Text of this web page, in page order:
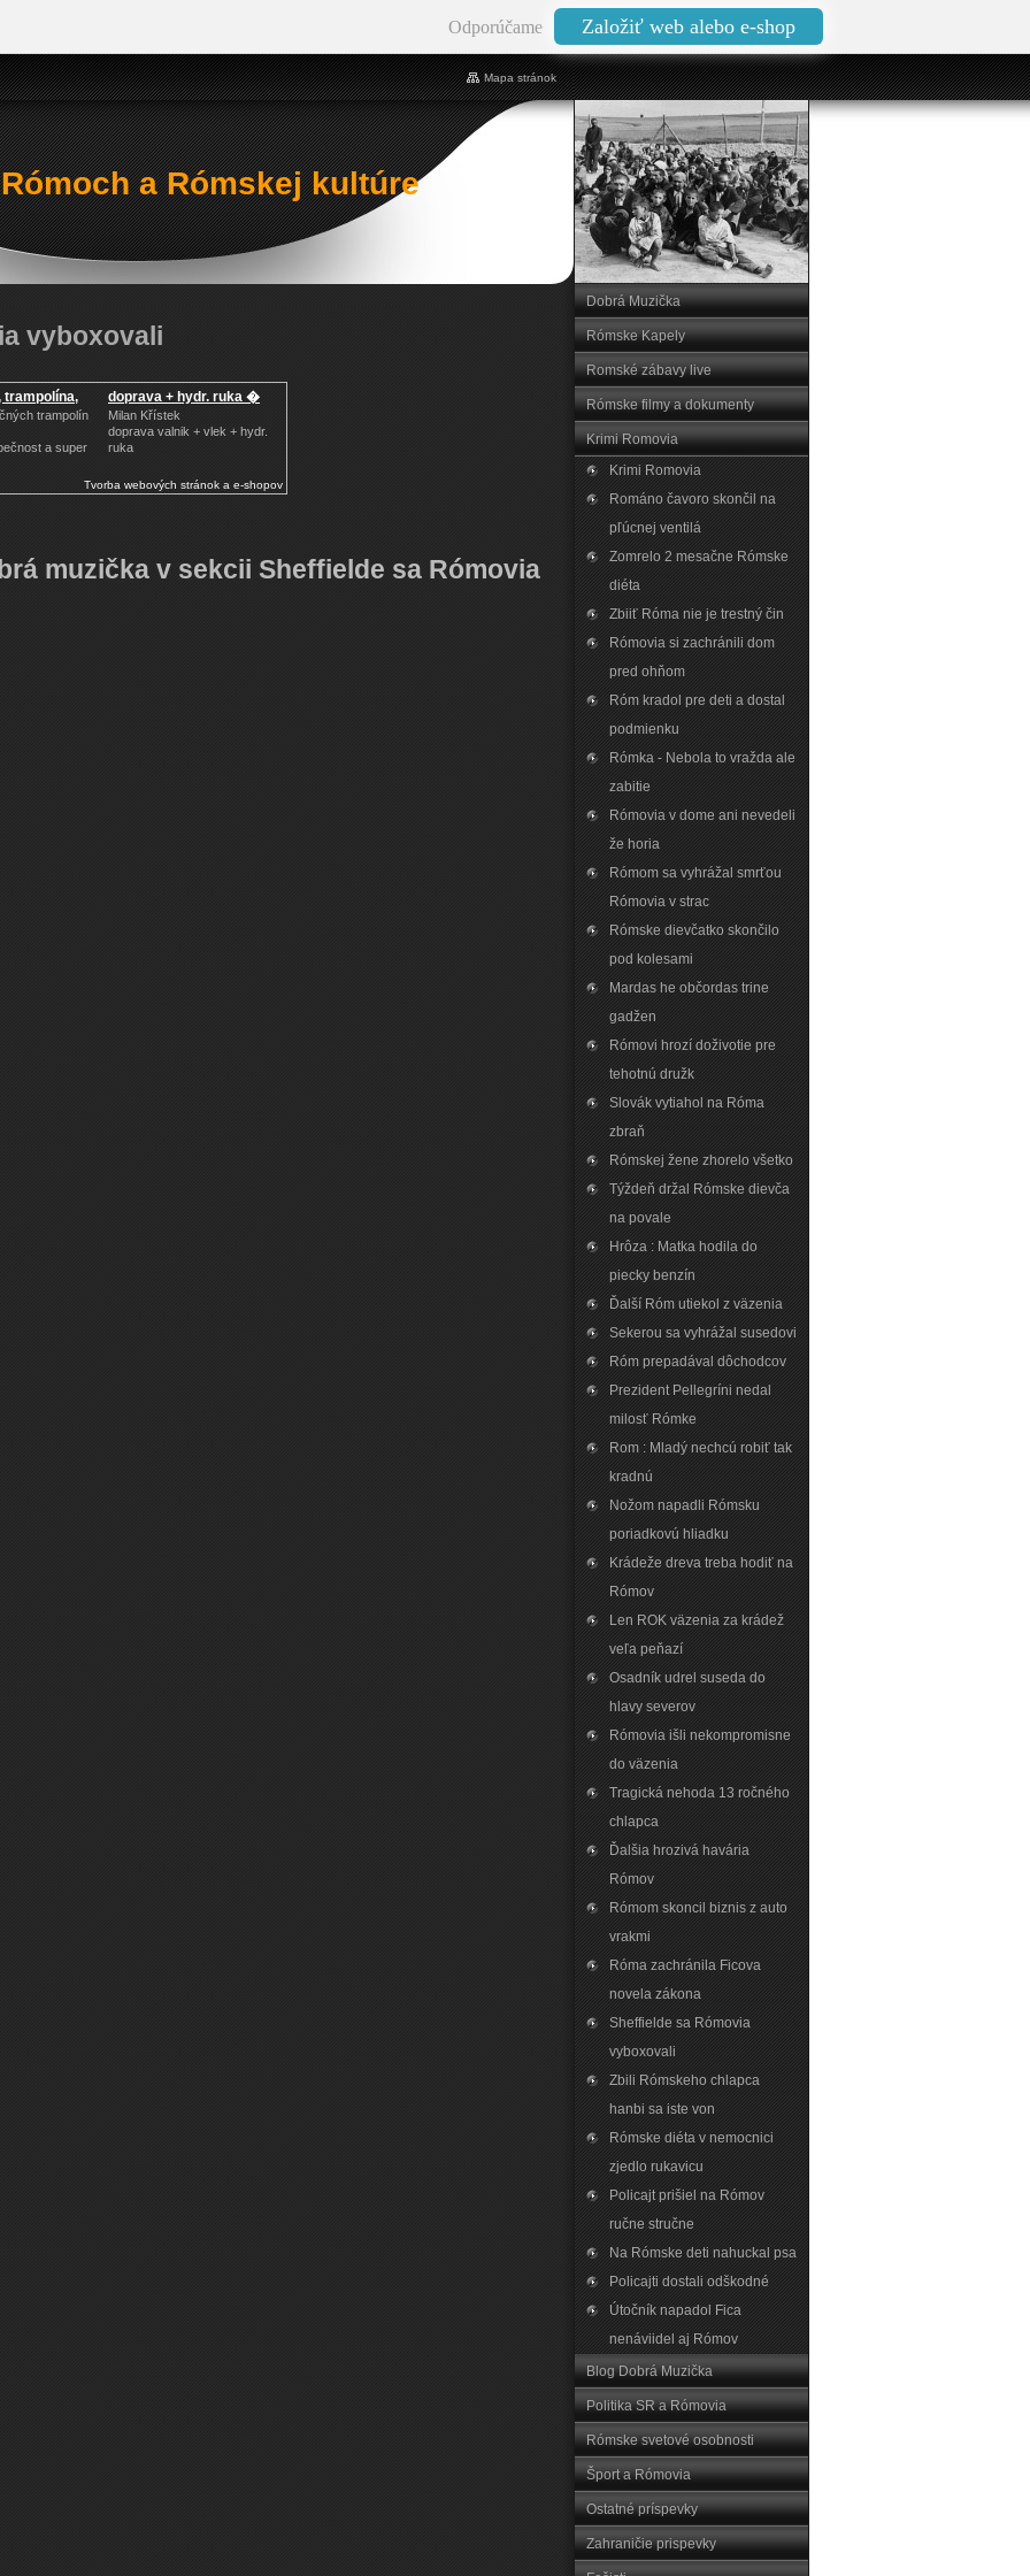
Odporúčame Založiť web alebo e-shop
a Rómskej kultúre
Mapa stránok
vyboxovali
trampolína,
trampolín
a super
doprava + hydr. ruka �
Milan Křístek
doprava valnik + vlek + hydr.
ruka
Tvorba webových stránok a e-shopov
muzička v sekcii Sheffielde sa Rómovia
Dobrá Muzička
Rómske Kapely
Romské zábavy live
Rómske filmy a dokumenty
Krimi Romovia
Krimi Romovia
Románo čavoro skončil na
pľúcnej ventilá
Zomrelo 2 mesačne Rómske
diéta
Zbiiť Róma nie je trestný čin
Rómovia si zachránili dom
pred ohňom
Róm kradol pre deti a dostal
podmienku
Rómka - Nebola to vražda ale
zabitie
Rómovia v dome ani nevedeli
že horia
Rómom sa vyhrážal smrťou
Rómovia v strac
Rómske dievčatko skončilo
pod kolesami
Mardas he občordas trine
gadžen
Rómovi hrozí doživotie pre
tehotnú družk
Slovák vytiahol na Róma
zbraň
Rómskej žene zhorelo všetko
Týždeň držal Rómske dievča
na povale
Hrôza : Matka hodila do
piecky benzín
Ďalší Róm utiekol z väzenia
Sekerou sa vyhrážal susedovi
Róm prepadával dôchodcov
Prezident Pellegríni nedal
milosť Rómke
Rom : Mladý nechcú robiť tak
kradnú
Nožom napadli Rómsku
poriadkovú hliadku
Krádeže dreva treba hodiť na
Rómov
Len ROK väzenia za krádež
veľa peňazí
Osadník udrel suseda do
hlavy severov
Rómovia išli nekompromisne
do väzenia
Tragická nehoda 13 ročného
chlapca
Ďalšia hrozivá havária
Rómov
Rómom skoncil biznis z auto
vrakmi
Róma zachránila Ficova
novela zákona
Sheffielde sa Rómovia
vyboxovali
Zbili Rómskeho chlapca
hanbi sa iste von
Rómske diéta v nemocnici
zjedlo rukavicu
Policajt prišiel na Rómov
ručne stručne
Na Rómske deti nahuckal psa
Policajti dostali odškodné
Útočník napadol Fica
nenáviidel aj Rómov
Blog Dobrá Muzička
Politika SR a Rómovia
Rómske svetové osobnosti
Šport a Rómovia
Ostatné príspevky
Zahraničie prispevky